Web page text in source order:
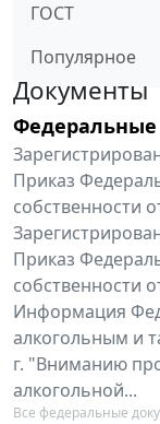
ГОСТ
Популярное
Документы
Федеральные
Приказ
собственности
Приказ
собственности
Информация
алкогольным и
г. "Вниманию
алкогольной...
Все федеральные